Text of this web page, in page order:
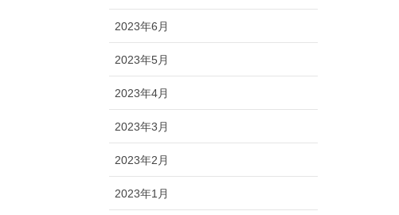
2023年6月
2023年5月
2023年4月
2023年3月
2023年2月
2023年1月